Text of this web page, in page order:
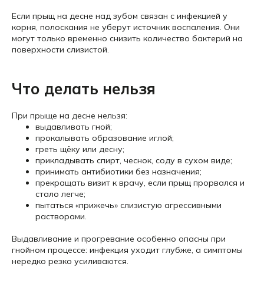
Если прыщ на десне над зубом связан с инфекцией у
корня, полоскания не уберут источник воспаления. Они
могут только временно снизить количество бактерий на
поверхности слизистой.
Что делать нельзя
При прыще на десне нельзя:
выдавливать гной;
прокалывать образование иглой;
греть щёку или десну;
прикладывать спирт, чеснок, соду в сухом виде;
принимать антибиотики без назначения;
прекращать визит к врачу, если прыщ прорвался и
стало легче;
пытаться «прижечь» слизистую агрессивными
растворами.
Выдавливание и прогревание особенно опасны при
гнойном процессе: инфекция уходит глубже, а симптомы
нередко резко усиливаются.